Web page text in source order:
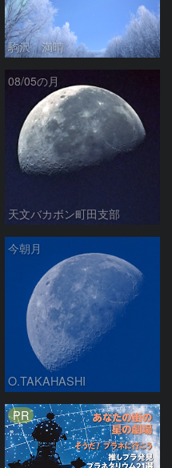
駒沢 満晴
08/05の月
天文バカボン町田支部
今朝月
O.TAKAHASHI
PR